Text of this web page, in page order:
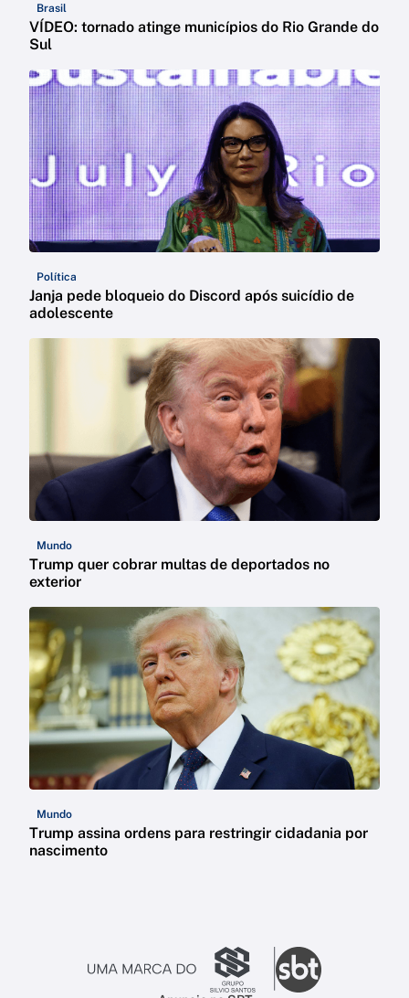
Brasil
VÍDEO: tornado atinge municípios do Rio Grande do
Sul
Política
Janja pede bloqueio do Discord após suicídio de
adolescente
Mundo
Trump quer cobrar multas de deportados no
exterior
Mundo
Trump assina ordens para restringir cidadania por
nascimento